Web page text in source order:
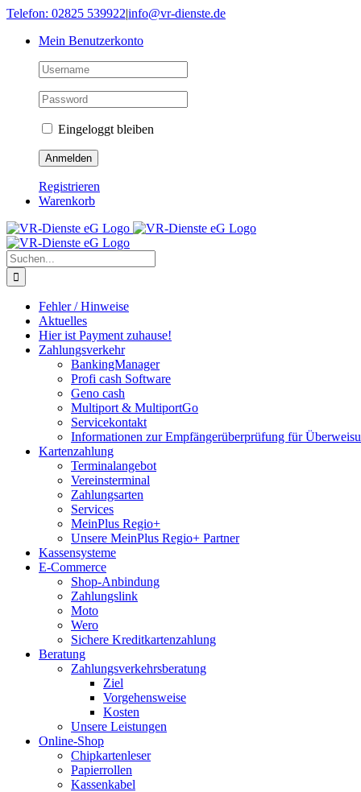
Skip
content
Telefon: 02825 539922|info@vr-dienste.de
Mein Benutzerkonto
Eingeloggt bleiben
Registrieren
Warenkorb
Suche
nach:
Fehler / Hinweise
Aktuelles
Hier ist Payment zuhause!
Zahlungsverkehr
BankingManager
Profi cash Software
Geno cash
Multiport & MultiportGo
Servicekontakt
Informationen zur Empfängerüberprüfung für
Kartenzahlung
Terminalangebot
Vereinsterminal
Zahlungsarten
Services
MeinPlus Regio+
Unsere MeinPlus Regio+ Partner
Kassensysteme
E-Commerce
Shop-Anbindung
Zahlungslink
Moto
Wero
Sichere Kreditkartenzahlung
Beratung
Zahlungsverkehrsberatung
Ziel
Vorgehensweise
Kosten
Unsere Leistungen
Online-Shop
Chipkartenleser
Papierrollen
Kassenkabel